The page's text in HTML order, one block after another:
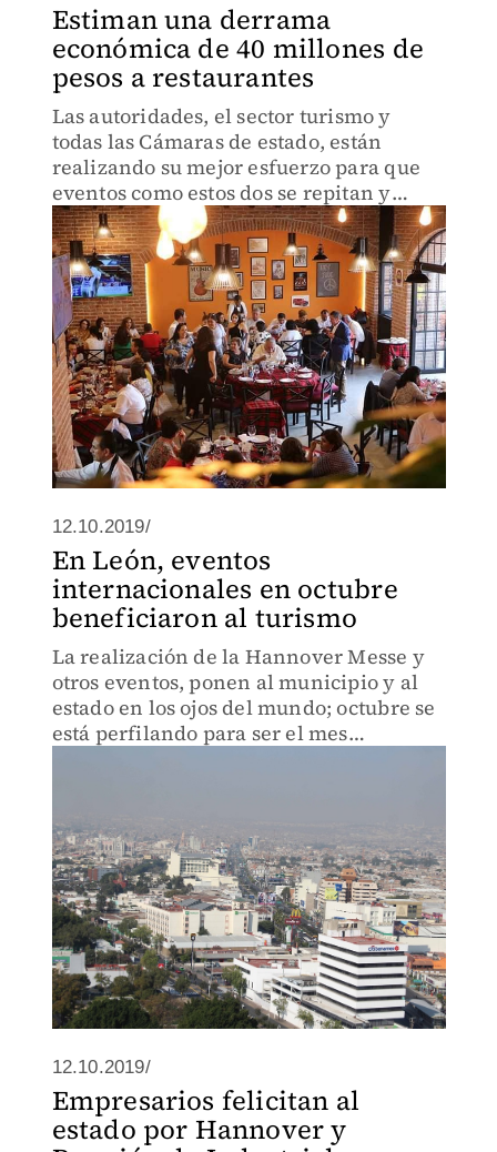
Estiman una derrama
económica de 40 millones de
pesos a restaurantes
Las autoridades, el sector turismo y
todas las Cámaras de estado, están
realizando su mejor esfuerzo para que
eventos como estos dos se repitan y
lleguen más eventos internacionales.
12.10.2019/
En León, eventos
internacionales en octubre
beneficiaron al turismo
La realización de la Hannover Messe y
otros eventos, ponen al municipio y al
estado en los ojos del mundo; octubre se
está perfilando para ser el mes
12.10.2019/
Empresarios felicitan al
estado por Hannover y